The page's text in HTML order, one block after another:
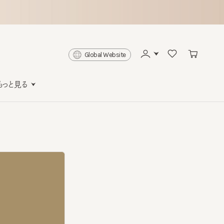
Global Website
る